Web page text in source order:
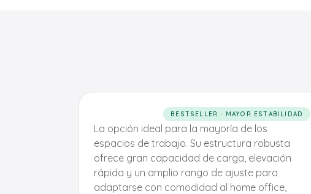
BESTSELLER · MAYOR ESTABILIDAD
La opción ideal para la mayoría de los
espacios de trabajo. Su estructura robusta
ofrece gran capacidad de carga, elevación
rápida y un amplio rango de ajuste para
adaptarse con comodidad al home office,